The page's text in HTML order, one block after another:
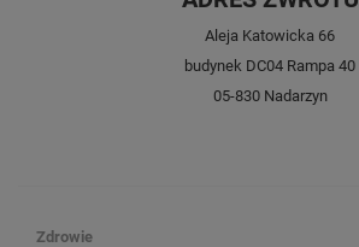
Aleja Katowicka 66
budynek DC04 Rampa 40
05-830 Nadarzyn
Zdrowie